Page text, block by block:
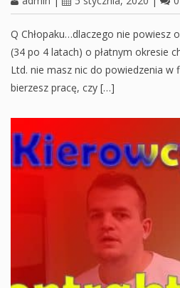
Q Chłopaku…dlaczego nie powiesz
(34 po 4 latach) o płatnym okresie
Ltd. nie masz nic do powiedzenia w
bierzesz pracę, czy […]